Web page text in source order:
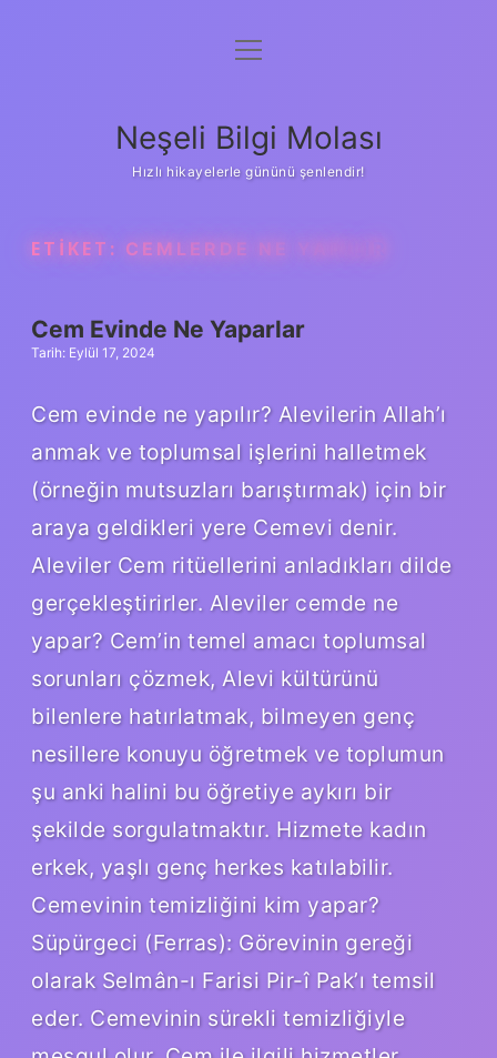
Anasayfa
Yasal Uyarı
menüyü
Neşeli Bilgi Molası
Hızlı hikayelerle gününü şenlendir!
ETIKET: CEMLERDE NE YAPILIR
Cem Evinde Ne Yaparlar
Tarih: Eylül 17, 2024
Cem evinde ne yapılır? Alevilerin Allah’ı
anmak ve toplumsal işlerini halletmek
(örneğin mutsuzları barıştırmak) için bir
araya geldikleri yere Cemevi denir.
Aleviler Cem ritüellerini anladıkları dilde
gerçekleştirirler. Aleviler cemde ne
yapar? Cem’in temel amacı toplumsal
sorunları çözmek, Alevi kültürünü
bilenlere hatırlatmak, bilmeyen genç
nesillere konuyu öğretmek ve toplumun
şu anki halini bu öğretiye aykırı bir
şekilde sorgulatmaktır. Hizmete kadın
erkek, yaşlı genç herkes katılabilir.
Cemevinin temizliğini kim yapar?
Süpürgeci (Ferras): Görevinin gereği
olarak Selmân-ı Farisi Pir-î Pak’ı temsil
eder. Cemevinin sürekli temizliğiyle